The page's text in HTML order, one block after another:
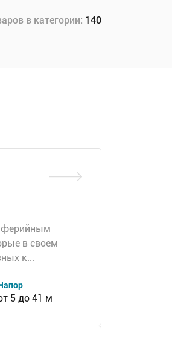
в категории: 140
в своем
к...
Напор
5 до 41 м